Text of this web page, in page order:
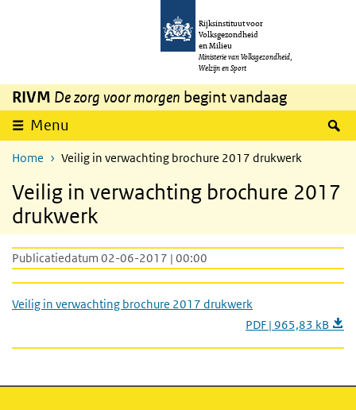
Overslaan en naar de inhoud gaan
Rijksinstituut voor
Volksgezondheid
en Milieu
Ministerie van Volksgezondheid,
Welzijn en Sport
RIVM De zorg voor morgen begint vandaag
Menu
Home Veilig in verwachting brochure 2017 drukwerk
Veilig in verwachting brochure 2017
drukwerk
Publicatiedatum 02-06-2017 | 00:00
Veilig in verwachting brochure 2017 drukwerk
PDF | 965,83 kB